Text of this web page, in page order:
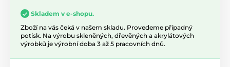
Skladem v e-shopu.
Zboží na vás čeká v našem skladu. Provedeme případný
potisk. Na výrobu skleněných, dřevěných a akrylátových
výrobků je výrobní doba 3 až 5 pracovních dnů.